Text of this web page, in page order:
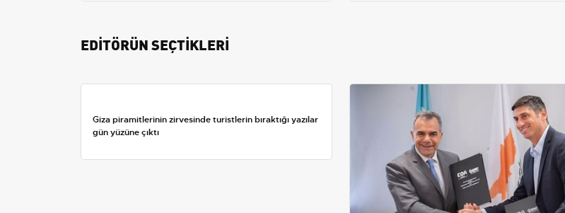
EDİTÖRÜN SEÇTİKLERİ
Giza piramitlerinin zirvesinde turistlerin bıraktığı yazılar
gün yüzüne çıktı